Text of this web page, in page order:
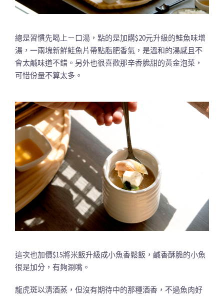
總是習慣先喝上ㄧ口湯，點的是加購$20元升級的鮭魚味增
湯，一兩塊新鮮鮭魚片帶點脂肥香氣，是溫和的湯感且不
會太鹹味道不錯。另外也很喜歡那辛香脆甜的黃金泡菜，
可惜份量不算太多。
這次也加價$15將米飯升級成小魚香鬆飯，鹹香酥脆的小魚
很是加分，有夠涮嘴。
龍虎斑以清酒蒸，但沒有期待中的那種酒香，不過魚肉好